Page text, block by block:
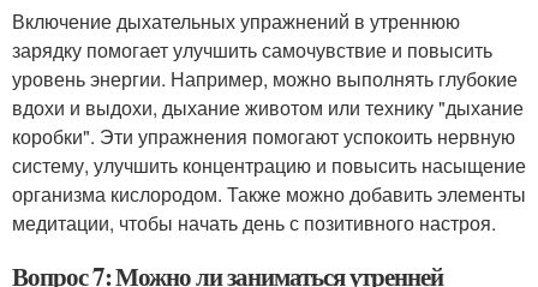
Включение дыхательных упражнений в утреннюю
зарядку помогает улучшить самочувствие и повысить
уровень энергии. Например, можно выполнять глубокие
вдохи и выдохи, дыхание животом или технику "дыхание
коробки". Эти упражнения помогают успокоить нервную
систему, улучшить концентрацию и повысить насыщение
организма кислородом. Также можно добавить элементы
медитации, чтобы начать день с позитивного настроя.
Вопрос 7: Можно ли заниматься утренней